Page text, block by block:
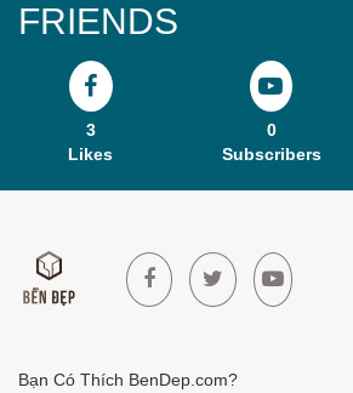
FRIENDS
3
Likes
0
Subscribers
Bạn Có Thích BenDep.com?